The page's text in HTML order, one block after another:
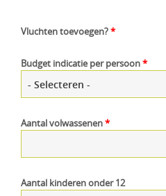
Vluchten toevoegen?*
Budget indicatie per persoon*
Aantal volwassenen*
Aantal kinderen onder 12